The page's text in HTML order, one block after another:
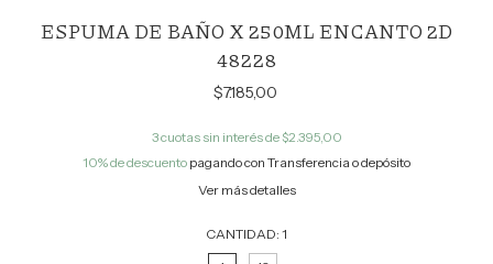
ESPUMA DE BAÑO X 250ML ENCANTO 2D
48228
$7.185,00
3cuotas sin interés de $2.395,00
10% de descuento pagando con Transferencia o depósito
Ver más detalles
CANTIDAD: 1